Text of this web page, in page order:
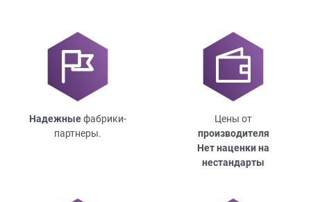
Надежныефабрики-
партнеры.
Цены от
производителя
Нет наценки на
нестандарты